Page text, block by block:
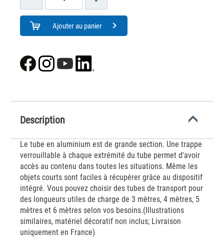
Ajouter au panier
Description
Le tube en aluminium est de grande section. Une trappe
verrouillable à chaque extrémité du tube permet d'avoir
accès au contenu dans toutes les situations. Même les
objets courts sont faciles à récupérer grâce au dispositif
intégré. Vous pouvez choisir des tubes de transport pour
des longueurs utiles de charge de 3 mètres, 4 mètres, 5
mètres et 6 mètres selon vos besoins.(Illustrations
similaires, matériel décoratif non inclus; Livraison
uniquement en France)